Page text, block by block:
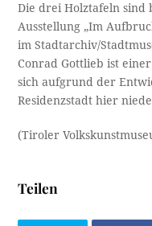
Die drei Holztafeln sind
Ausstellung „Im
im Stadtarchiv/
Conrad Gottlieb ist
sich aufgrund der
Residenzstadt hier
(Tiroler
Teilen